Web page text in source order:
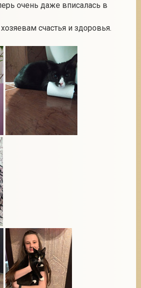
очень даже вписалась в
счастья и здоровья.